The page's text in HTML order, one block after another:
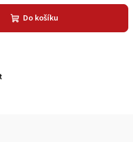
Do košíku